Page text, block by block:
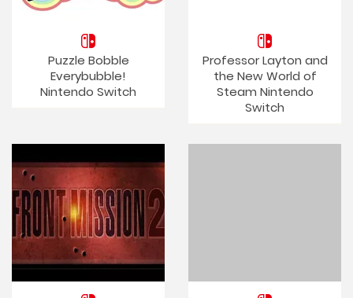
Puzzle Bobble
Everybubble!
Nintendo Switch
Professor Layton and
the New World of
Steam Nintendo
Switch